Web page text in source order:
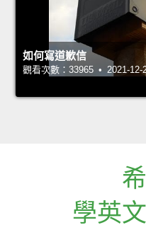
如何寫道歉信
觀看次數：33965 • 2021-12-
學英